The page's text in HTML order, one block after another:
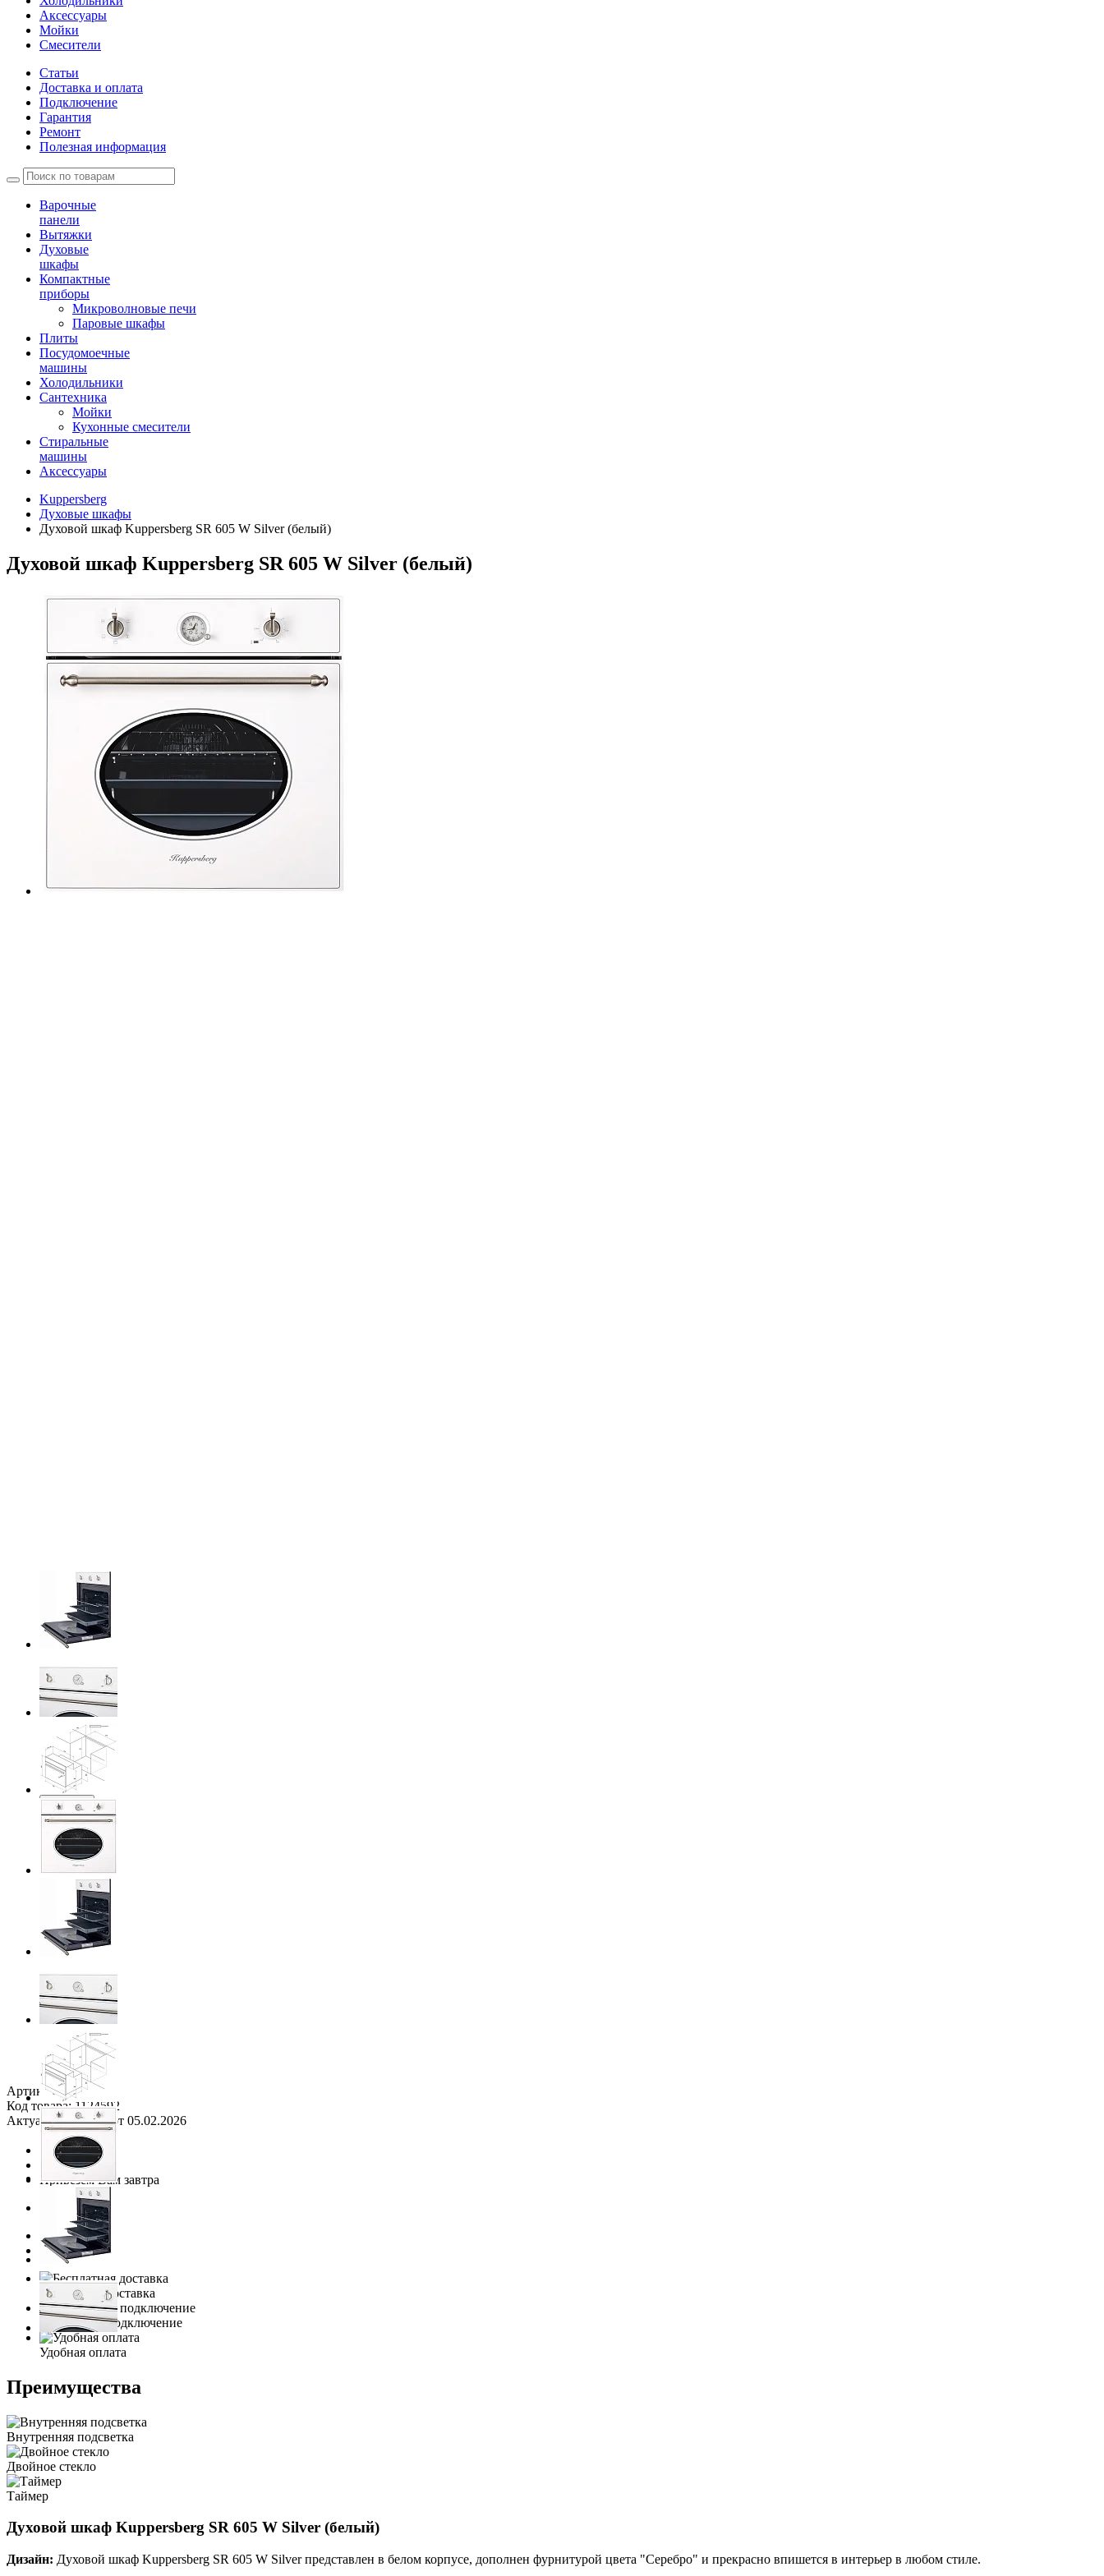
Аксессуары
Мойки
Cмесители
Статьи
Доставка и оплата
Подключение
Гарантия
Ремонт
Полезная информация
Варочные
панели
Вытяжки
Духовые
шкафы
Компактные
приборы
Микроволновые печи
Паровые шкафы
Плиты
Посудомоечные
машины
Холодильники
Сантехника
Мойки
Кухонные смесители
Стиральные
машины
Аксессуары
Kuppersberg
Духовые шкафы
Духовой шкаф Kuppersberg SR 605 W Silver (белый)
Духовой шкаф Kuppersberg SR 605 W Silver (белый)
Previous
Next
Артикул: 5983
Код товара: 1124592
Актуальные цены от 05.02.2026
Сравнить
В наличии
Привезем Вам завтра
41 990 руб.
Бесплатная доставка
Бесплатное подключение
Удобная оплата
Преимущества
Внутренняя подсветка
Двойное стекло
Таймер
Духовой шкаф Kuppersberg SR 605 W Silver (белый)
Дизайн: Духовой шкаф Kuppersberg SR 605 W Silver представлен в белом корпусе, дополнен фурнитурой цвета "Серебро" и прекрасно впишется в интерьер в любом стиле.